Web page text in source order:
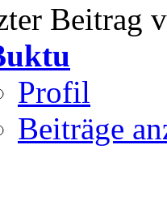
Beitrag
Profil
Beiträge